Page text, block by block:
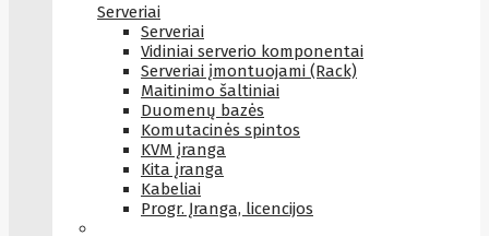
Serveriai
Serveriai
Vidiniai serverio komponentai
Serveriai įmontuojami (Rack)
Maitinimo šaltiniai
Duomenų bazės
Komutacinės spintos
KVM įranga
Kita įranga
Kabeliai
Progr. Įranga, licencijos